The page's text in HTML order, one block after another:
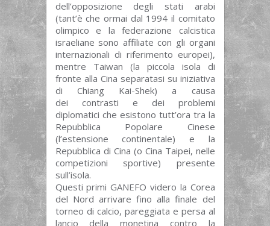
dell’opposizione degli stati arabi
(tant’è che ormai dal 1994 il comitato
olimpico e la federazione calcistica
israeliane sono affiliate con gli organi
internazionali di riferimento europei),
mentre Taiwan (la piccola isola di
fronte alla Cina separatasi su iniziativa
di Chiang Kai-Shek) a causa
dei contrasti e dei problemi
diplomatici che esistono tutt’ora tra la
Repubblica Popolare Cinese
(l’estensione continentale) e la
Repubblica di Cina (o Cina Taipei, nelle
competizioni sportive) presente
sull’isola.
Questi primi GANEFO videro la Corea
del Nord arrivare fino alla finale del
torneo di calcio, pareggiata e persa al
lancio della monetina contro la